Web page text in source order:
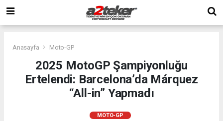
Anasayfa Moto-GP
2025 MotoGP Şampiyonluğu
Ertelendi: Barcelona’da Márquez
“All-in” Yapmadı
MOTO-GP